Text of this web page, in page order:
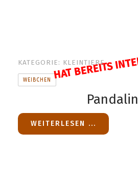
HAT BEREITS
KATEGORIE: KLEINTIERE
WEIBCHEN
WEITERLESEN ...